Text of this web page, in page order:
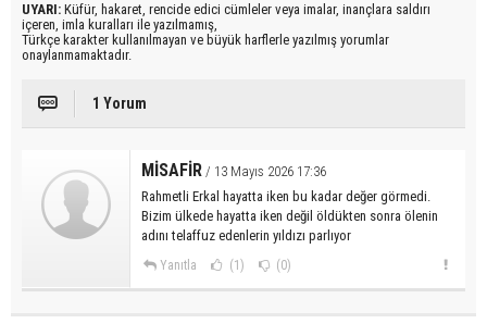
UYARI: Küfür, hakaret, rencide edici cümleler veya imalar, inançlara saldırı
içeren, imla kuralları ile yazılmamış,
Türkçe karakter kullanılmayan ve büyük harflerle yazılmış yorumlar
onaylanmamaktadır.
1 Yorum
MİSAFİR / 13 Mayıs 2026 17:36
Rahmetli Erkal hayatta iken bu kadar değer görmedi.
Bizim ülkede hayatta iken değil öldükten sonra ölenin
adını telaffuz edenlerin yıldızı parlıyor
Yanıtla (1) (0)